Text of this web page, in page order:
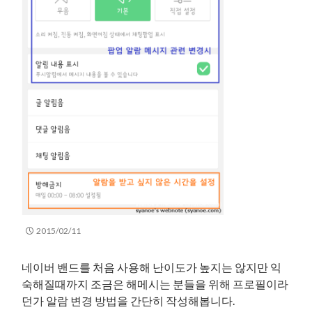
2015/02/11
네이버 밴드를 처음 사용해 난이도가 높지는 않지만 익
숙해질때까지 조금은 해메시는 분들을 위해 프로필이라
던가 알람 변경 방법을 간단히 작성해봅니다.